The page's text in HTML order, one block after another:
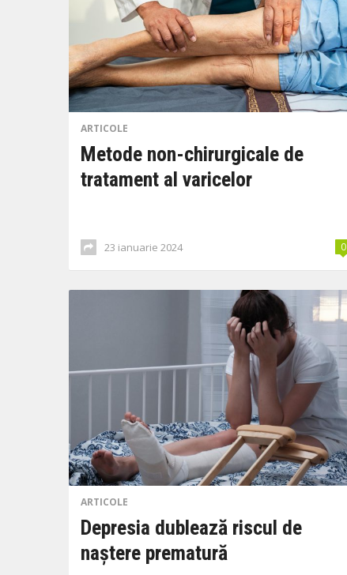
ARTICOLE
Metode non-chirurgicale de
tratament al varicelor
23 ianuarie 2024 0
ARTICOLE
Depresia dublează riscul de
naștere prematură